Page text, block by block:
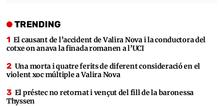
TRENDING
El causant de l’accident de Valira Nova i la conductora del
cotxe on anava la finada romanen a l’UCI
Una morta i quatre ferits de diferent consideració en el
violent xoc múltiple a Valira Nova
El préstec no retornat i vençut del fill de la baronessa
Thyssen